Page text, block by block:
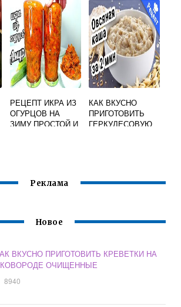
РЕЦЕПТ
УСЛОВИЯХ
ВКУСНО
РЕЦЕПТ ИКРА ИЗ
ОГУРЦОВ НА
ЗИМУ ПРОСТОЙ И
КАК ВКУСНО
ПРИГОТОВИТЬ
ГЕРКУЛЕСОВУЮ
Реклама
Новое
ВКУСНО ПРИГОТОВИТЬ КРЕВЕТКИ НА
ОЧИЩЕННЫЕ
8940